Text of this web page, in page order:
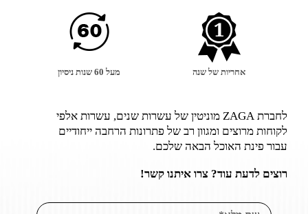
אחריות של שנה מעל 60 שנות ניסיון
לחברת ZAGA מוניטין של עשרות שנים, עשרות אלפי
לקוחות מרוצים ומגוון רב של פתרונות הרחבה ייחודיים
עבור פינת האוכל הבאה שלכם.
רוצים לדעת עוד? צרו איתנו קשר!